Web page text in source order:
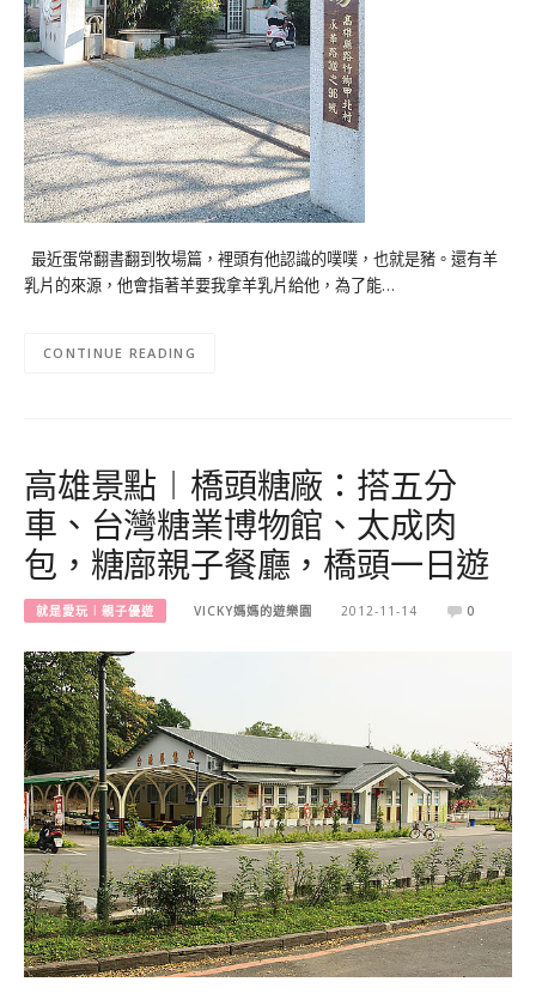
最近蛋常翻書翻到牧場篇，裡頭有他認識的噗噗，也就是豬。還有羊
乳片的來源，他會指著羊要我拿羊乳片給他，為了能…
CONTINUE READING
高雄景點︱橋頭糖廠：搭五分
車、台灣糖業博物館、太成肉
包，糖廍親子餐廳，橋頭一日遊
就是愛玩︱親子優遊 VICKY媽媽的遊樂園 2012-11-14 0